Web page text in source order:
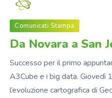
Comunicati Stampa
Da Novara a San
Successo per il primo
A3Cube e i big data. Giovedì
l’evoluzione cartografica di